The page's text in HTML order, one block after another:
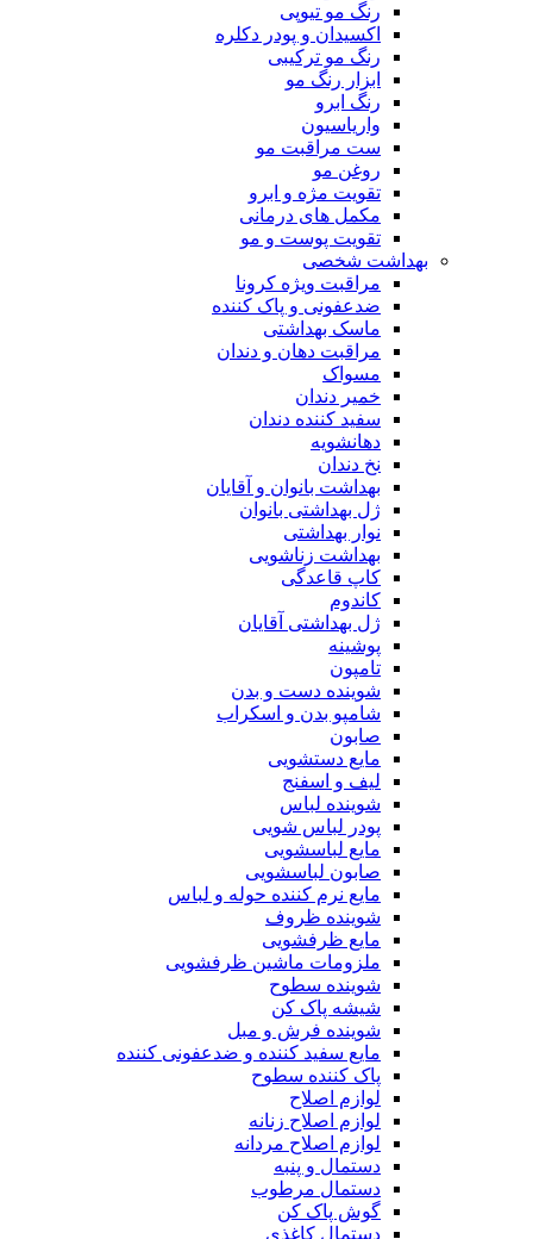
رنگ مو تیوپی
اکسیدان و پودر دکلره
رنگ مو ترکیبی
ابزار رنگ مو
رنگ ابرو
واریاسیون
ست مراقبت مو
روغن مو
تقویت مژه و ابرو
مکمل های درمانی
تقویت پوست و مو
بهداشت شخصی
مراقبت ویژه کرونا
ضدعفونی و پاک کننده
ماسک بهداشتی
مراقبت دهان و دندان
مسواک
خمیر دندان
سفید کننده دندان
دهانشویه
نخ دندان
بهداشت بانوان و آقایان
ژل بهداشتی بانوان
نوار بهداشتی
بهداشت زناشویی
کاپ قاعدگی
کاندوم
ژل بهداشتی آقایان
پوشینه
تامپون
شوینده دست و بدن
شامپو بدن و اسکراب
صابون
مایع دستشویی
لیف و اسفنج
شوینده لباس
پودر لباس شویی
مایع لباسشویی
صابون لباسشویی
مایع نرم کننده حوله و لباس
شوینده ظروف
مایع ظرفشویی
ملزومات ماشین ظرفشویی
شوینده سطوح
شیشه پاک کن
شوینده فرش و مبل
مایع سفید کننده و ضدعفونی کننده
پاک کننده سطوح
لوازم اصلاح
لوازم اصلاح زنانه
لوازم اصلاح مردانه
دستمال و پنبه
دستمال مرطوب
گوش پاک کن
دستمال کاغذی